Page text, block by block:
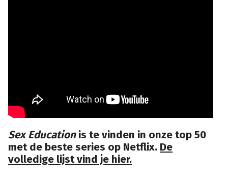
Sex Educationis te vinden in onze top 50
met de beste series op Netflix. De
volledige lijst vind je hier.